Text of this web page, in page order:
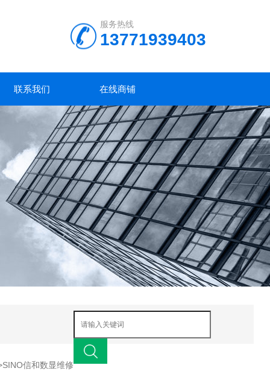
服务热线
13771939403
联系我们 在线商铺
信和数显维修